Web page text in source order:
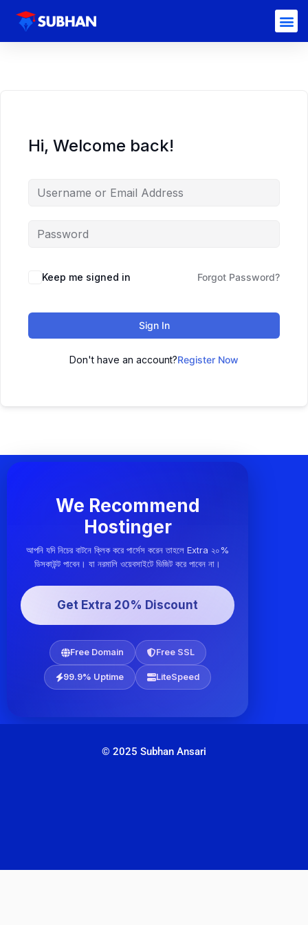
Hi, Welcome back!
Keep me signed in Forgot Password?
Sign In
Don't have an account?Register Now
We Recommend
Hostinger
আপনি যদি নিচের বাটনে ক্লিক করে পার্সেস করেন তাহলে Extra ২০%
ডিসকাউন্ট পাবেন। যা নরমালি ওয়েবসাইটে ভিজিট করে পাবেন না।
Get Extra 20% Discount
Free Domain Free SSL
99.9% Uptime LiteSpeed
© 2025 Subhan Ansari